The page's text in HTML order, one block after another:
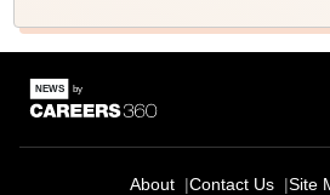
About Contact Us Site